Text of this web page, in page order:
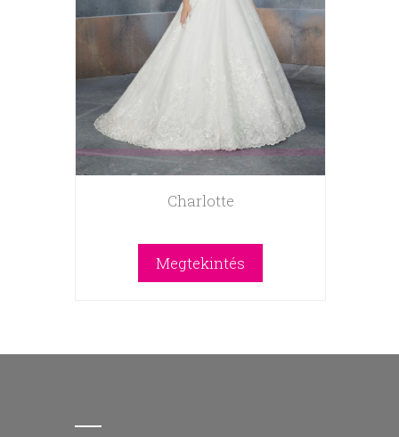
Charlotte
Megtekintés